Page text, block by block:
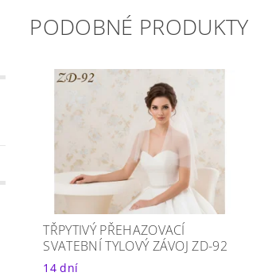
PODOBNÉ PRODUKTY
TŘPYTIVÝ PŘEHAZOVACÍ
SVATEBNÍ TYLOVÝ ZÁVOJ ZD-92
14 dní